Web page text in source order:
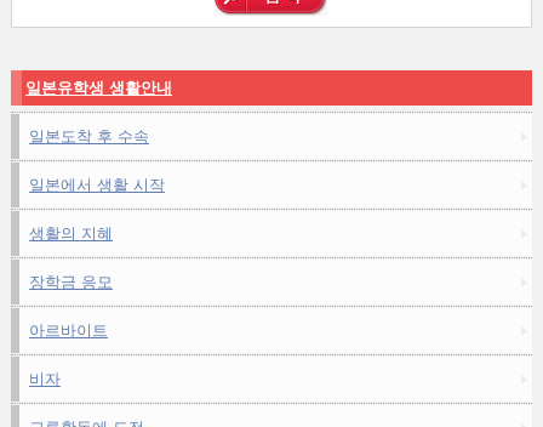
일본유학생 생활안내
일본도착 후 수속
일본에서 생활 시작
생활의 지혜
장학금 응모
아르바이트
비자